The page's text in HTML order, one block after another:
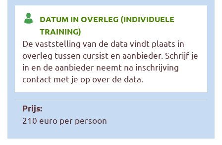
DATUM IN OVERLEG (INDIVIDUELE
TRAINING)
De vaststelling van de data vindt plaats in
overleg tussen cursist en aanbieder. Schrijf je
in en de aanbieder neemt na inschrijving
contact met je op over de data.
Prijs:
210 euro per persoon